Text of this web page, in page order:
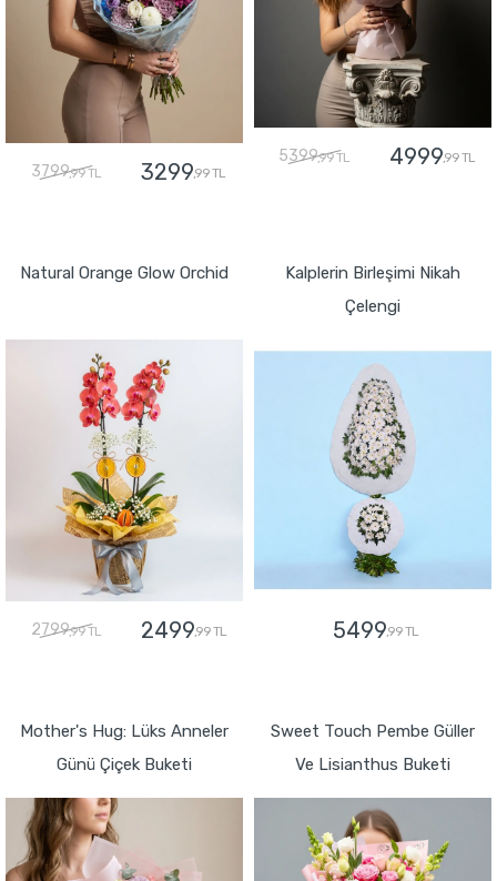
3799,99 TL 3299,99 TL
5399,99 TL 4999,99 TL
Natural Orange Glow Orchid
2799,99 TL 2499,99 TL
Kalplerin Birleşimi Nikah
Çelengi
5499,99 TL
Mother's Hug: Lüks Anneler
Günü Çiçek Buketi
Sweet Touch Pembe Güller
Ve Lisianthus Buketi